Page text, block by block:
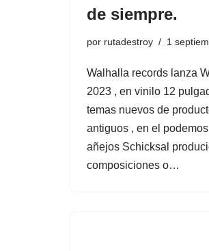
de siempre.
por rutadestroy 1
Walhalla records lanza
2023 , en vinilo 12
temas nuevos de
antiguos , en el
añejos Schicksal
composiciones o…